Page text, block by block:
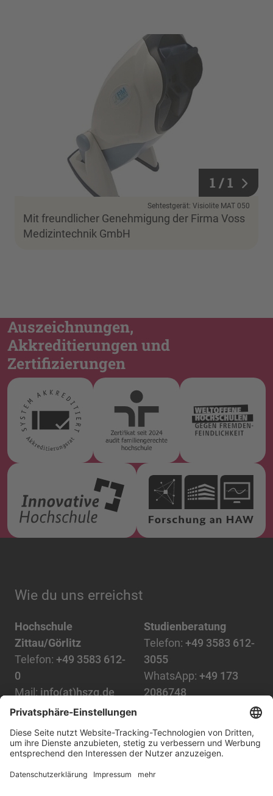
1 / 1
1 / 1
Sehtestgerät: Visiolite MAT 050
Mit freundlicher Genehmigung der Firma Voss
Medizintechnik GmbH
Auszeichnungen,
Akkreditierungen und
Zertifizierungen
Wie du uns erreichst
Hochschule
Zittau/Görlitz
Telefon: +49 3583 612-
0
Mail: info(at)hszg.de
Studienberatung
Telefon: +49 3583 612-
3055
WhatsApp: +49 173
2086748
Alle StudiengängeDatenschutz